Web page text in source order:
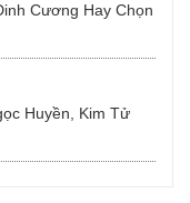
Cương Hay Chọn
Huyền, Kim Tử